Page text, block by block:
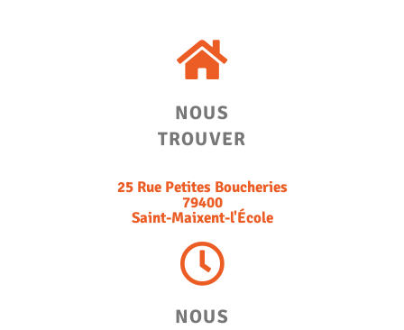
NOUS
TROUVER
25 Rue Petites Boucheries
79400
Saint-Maixent-l'École
NOUS